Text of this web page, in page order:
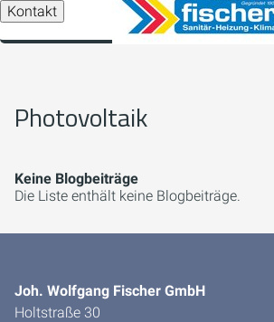
Kontakt
Photovoltaik
Keine Blogbeiträge
Die Liste enthält keine Blogbeiträge.
Joh. Wolfgang Fischer GmbH
Holtstraße 30